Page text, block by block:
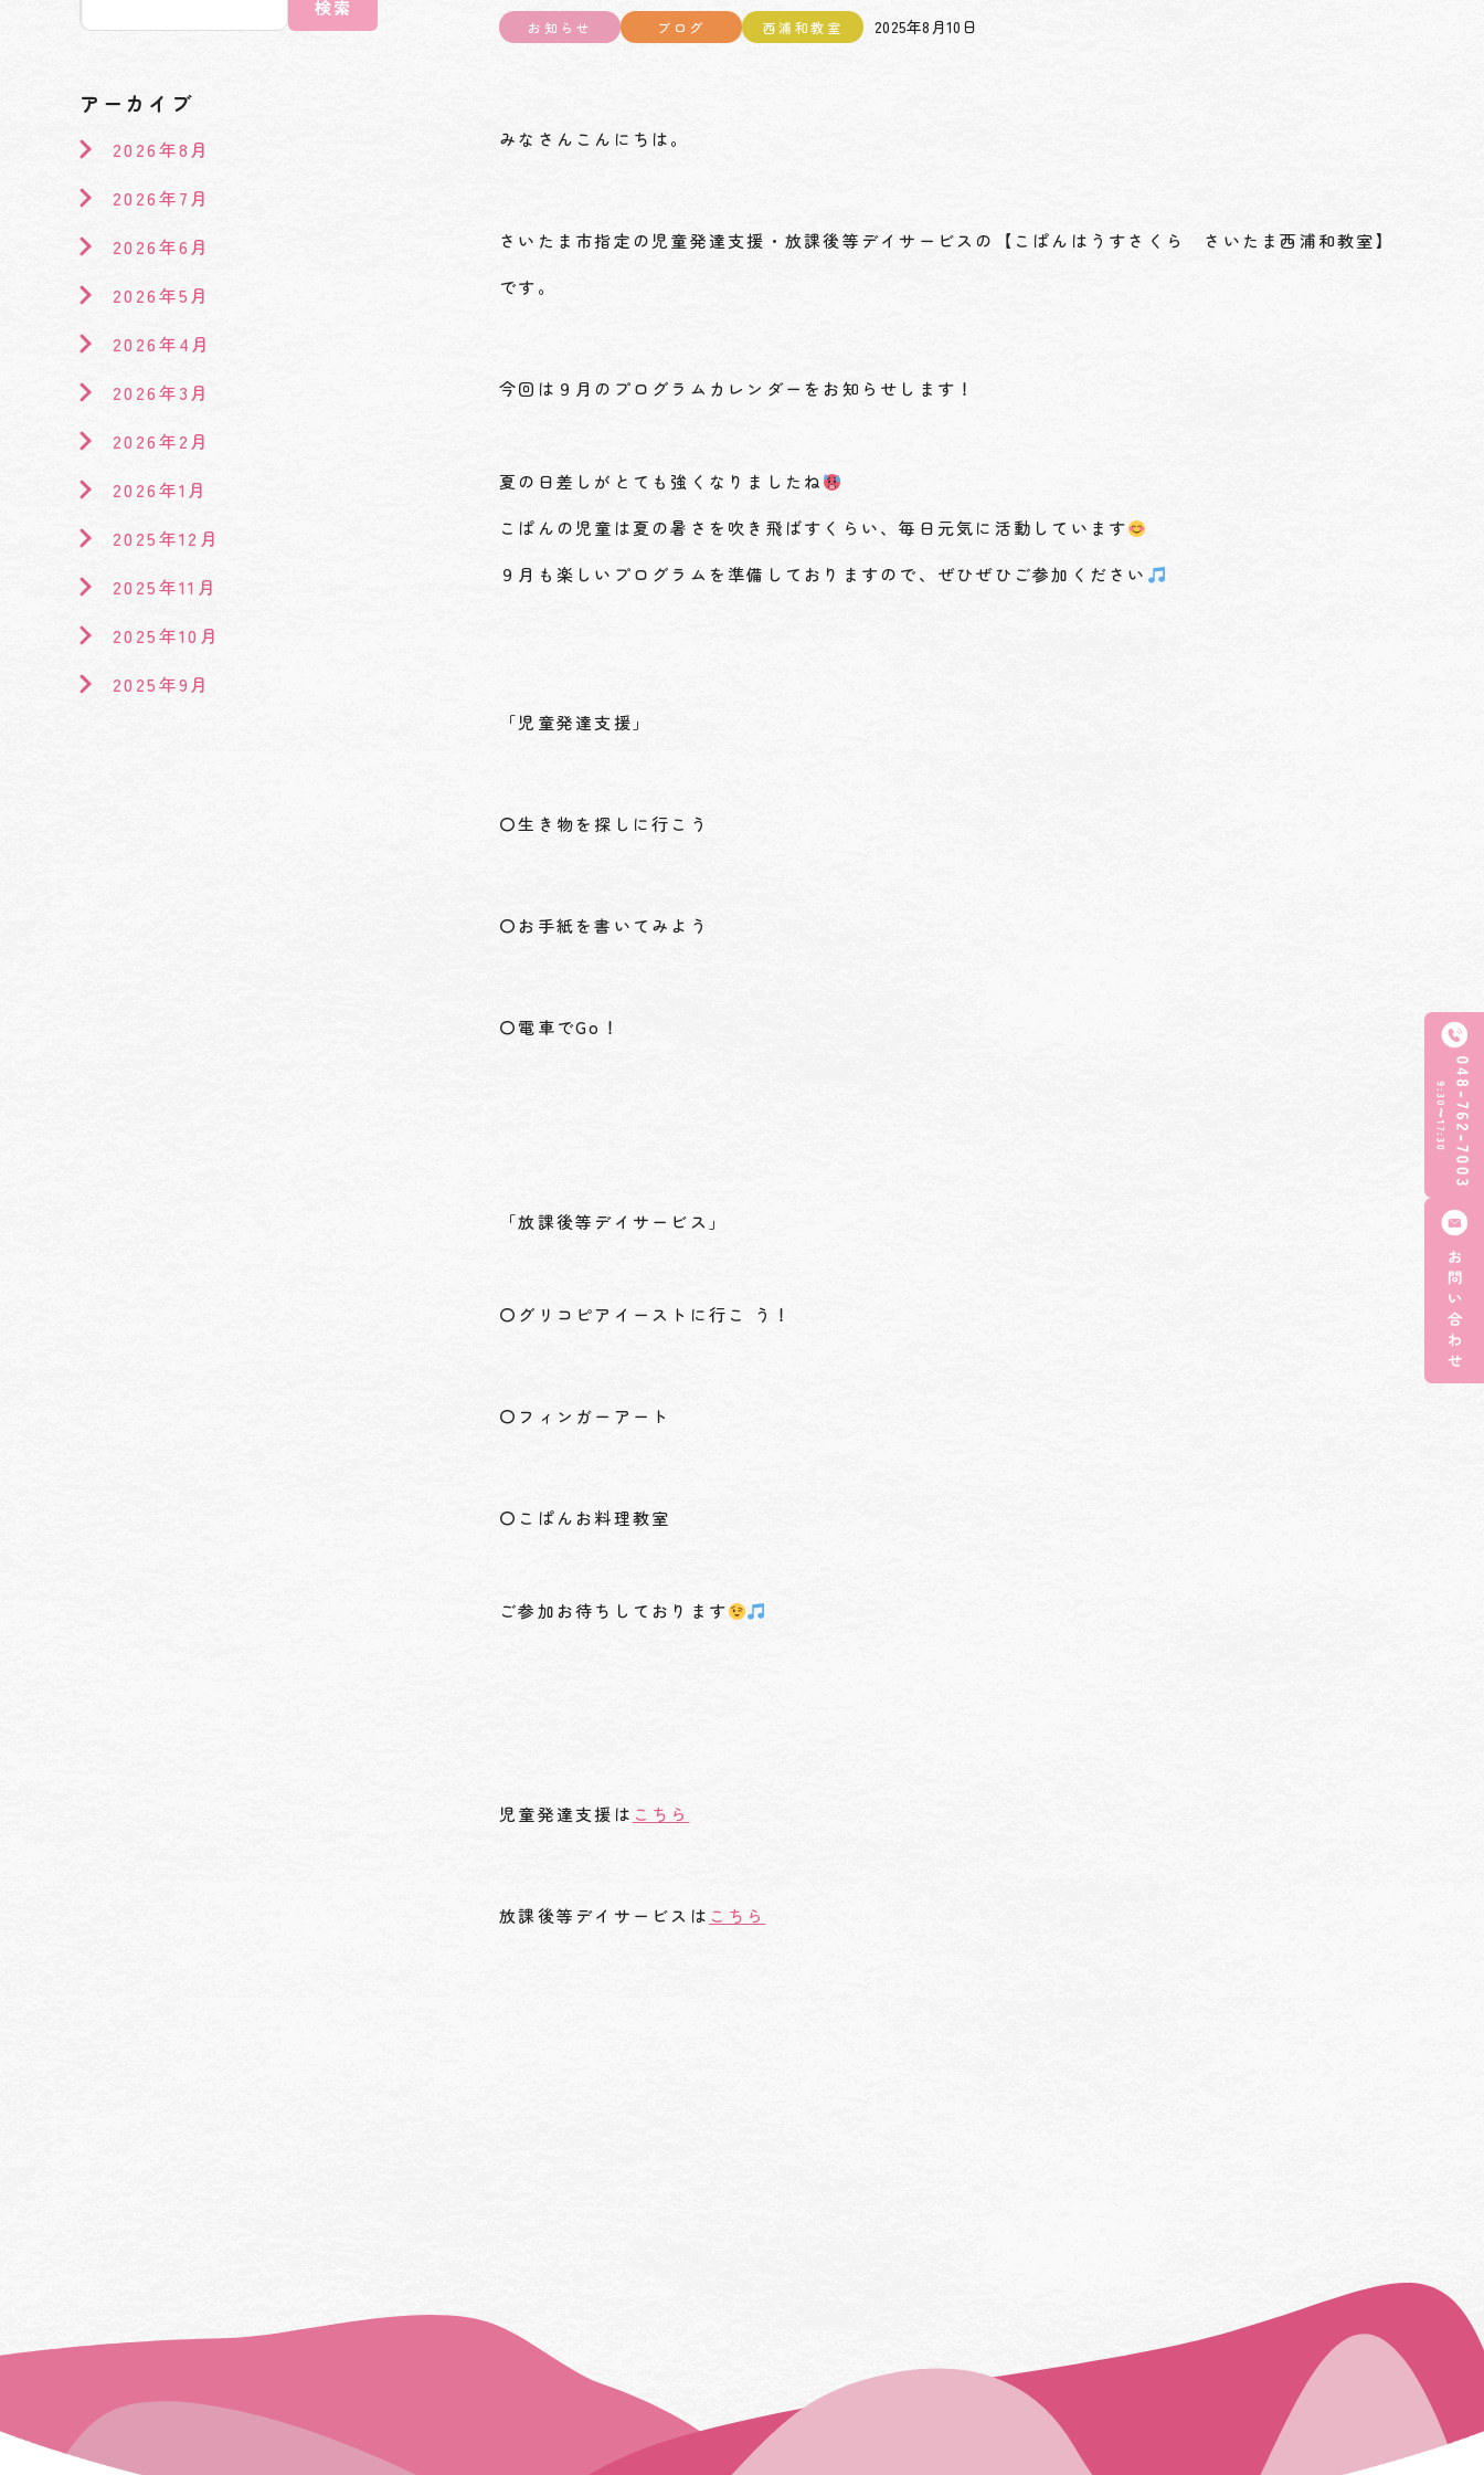
お知らせ ブログ 西浦和教室 2025年8月10日
みなさんこんにちは。
さいたま市指定の児童発達支援・放課後等デイサービスの【こぱんはうすさくら さいたま西浦和教室】
です。
今回は９月のプログラムカレンダーをお知らせします！
夏の日差しがとても強くなりましたね
こぱんの児童は夏の暑さを吹き飛ばすくらい、毎日元気に活動しています
９月も楽しいプログラムを準備しておりますので、ぜひぜひご参加ください
「児童発達支援」
〇生き物を探しに行こう
〇お手紙を書いてみよう
〇電車でGo！
「放課後等デイサービス」
〇グリコピアイーストに行こ う！
〇フィンガーアート
〇こぱんお料理教室
ご参加お待ちしております
児童発達支援は こちら
放課後等デイサービスは こちら
検索
アーカイブ
2026年8月
2026年7月
2026年6月
2026年5月
2026年4月
2026年3月
2026年2月
2026年1月
2025年12月
2025年11月
2025年10月
2025年9月